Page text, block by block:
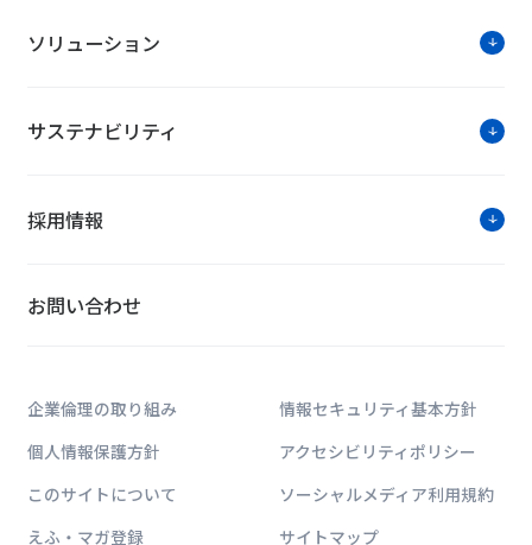
ソリューション
サステナビリティ
採用情報
お問い合わせ
企業倫理の取り組み
情報セキュリティ基本方針
個人情報保護方針
アクセシビリティポリシー
このサイトについて
ソーシャルメディア利用規約
えふ・マガ登録
サイトマップ